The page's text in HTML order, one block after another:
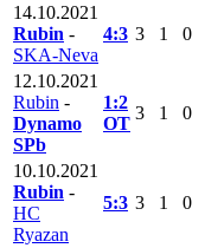
14.10.2021
Rubin -
SKA-Neva
4:3 3 1 0
12.10.2021
Rubin -
Dynamo
SPb
1:2
ОТ
3 1 0
10.10.2021
Rubin -
HC
Ryazan
5:3 3 1 0